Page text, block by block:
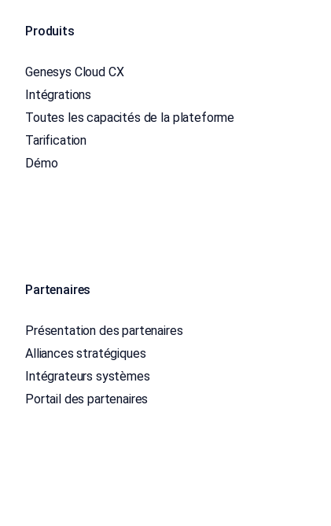
Produits
Genesys Cloud CX
Intégrations
Toutes les capacités de la plateforme
Tarification
Démo
Partenaires
Présentation des partenaires
Alliances stratégiques
Intégrateurs systèmes
Portail des partenaires